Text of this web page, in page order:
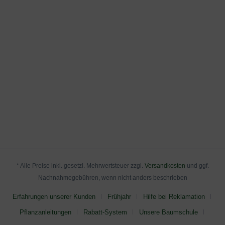
* Alle Preise inkl. gesetzl. Mehrwertsteuer zzgl. Versandkosten und ggf.
Nachnahmegebühren, wenn nicht anders beschrieben
Erfahrungen unserer Kunden Frühjahr Hilfe bei Reklamation
Pflanzanleitungen Rabatt-System Unsere Baumschule